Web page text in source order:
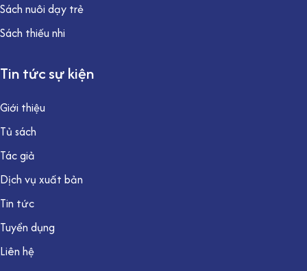
Sách nuôi dạy trẻ
Sách thiếu nhi
Tin tức sự kiện
Giới thiệu
Tủ sách
Tác giả
Dịch vụ xuất bản
Tin tức
Tuyển dụng
Liên hệ